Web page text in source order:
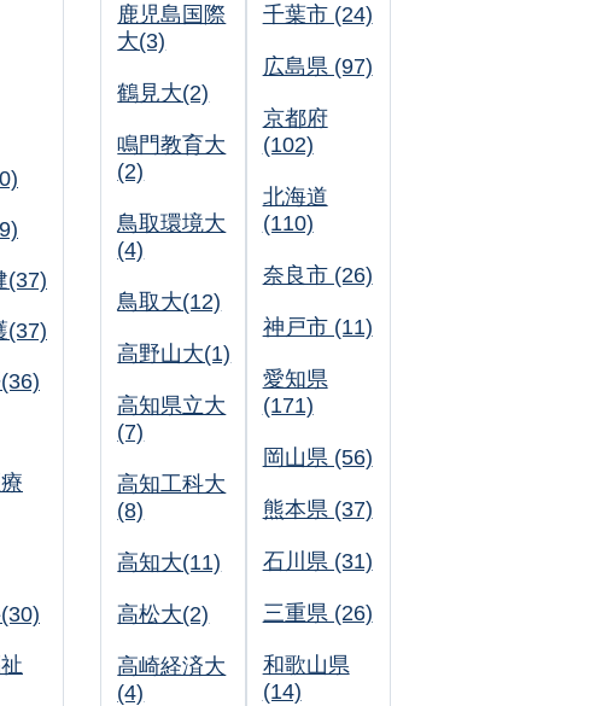
(37)
(37)
鹿児島国際
大(3)
鶴見大(2)
鳴門教育大
(2)
鳥取環境大
(4)
鳥取大(12)
高野山大(1)
高知県立大
(7)
高知工科大
(8)
高知大(11)
高松大(2)
高崎経済大
(4)
千葉市 (24)
広島県 (97)
京都府
(102)
北海道
(110)
奈良市 (26)
神戸市 (11)
愛知県
(171)
岡山県 (56)
熊本県 (37)
石川県 (31)
三重県 (26)
和歌山県
(14)